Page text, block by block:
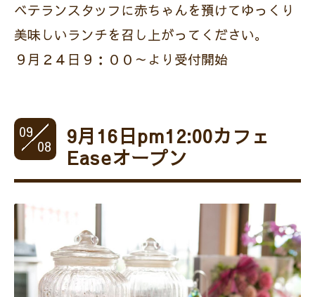
ベテランスタッフに赤ちゃんを預けてゆっくり
美味しいランチを召し上がってください。
９月２４日９：００～より受付開始
09
08
9月16日pm12:00カフェ
Easeオープン